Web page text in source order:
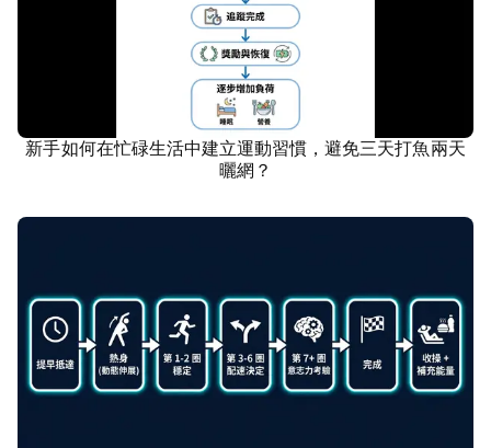
康健
新手如何在忙碌生活中建立運動習慣，避免三天打魚兩天
曬網？